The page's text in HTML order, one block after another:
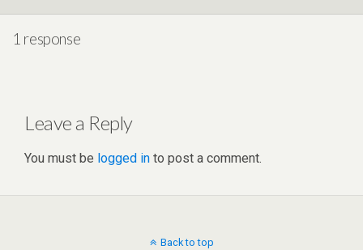
1 response
Leave a Reply
You must be logged in to post a comment.
Back to top